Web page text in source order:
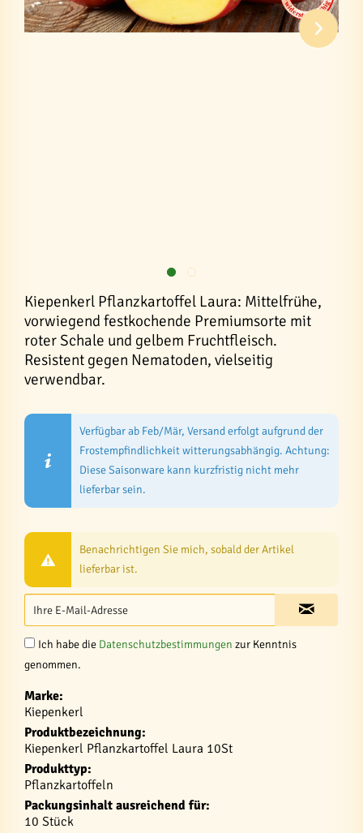
Kiepenkerl Pflanzkartoffel Laura: Mittelfrühe,
vorwiegend festkochende Premiumsorte mit
roter Schale und gelbem Fruchtfleisch.
Resistent gegen Nematoden, vielseitig
verwendbar.
Verfügbar ab Feb/Mär, Versand erfolgt aufgrund der
Frostempfindlichkeit witterungsabhängig. Achtung:
Diese Saisonware kann kurzfristig nicht mehr
lieferbar sein.
Benachrichtigen Sie mich, sobald der Artikel
lieferbar ist.
Ich habe die Datenschutzbestimmungen zur Kenntnis
genommen.
Marke:
Kiepenkerl
Produktbezeichnung:
Kiepenkerl Pflanzkartoffel Laura 10St
Produkttyp:
Pflanzkartoffeln
Packungsinhalt ausreichend für:
10 Stück